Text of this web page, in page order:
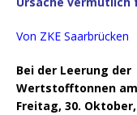
Von ZKE Saarbrücken
Bei der Leerung der
Wertstofftonnen am
Freitag, 30.